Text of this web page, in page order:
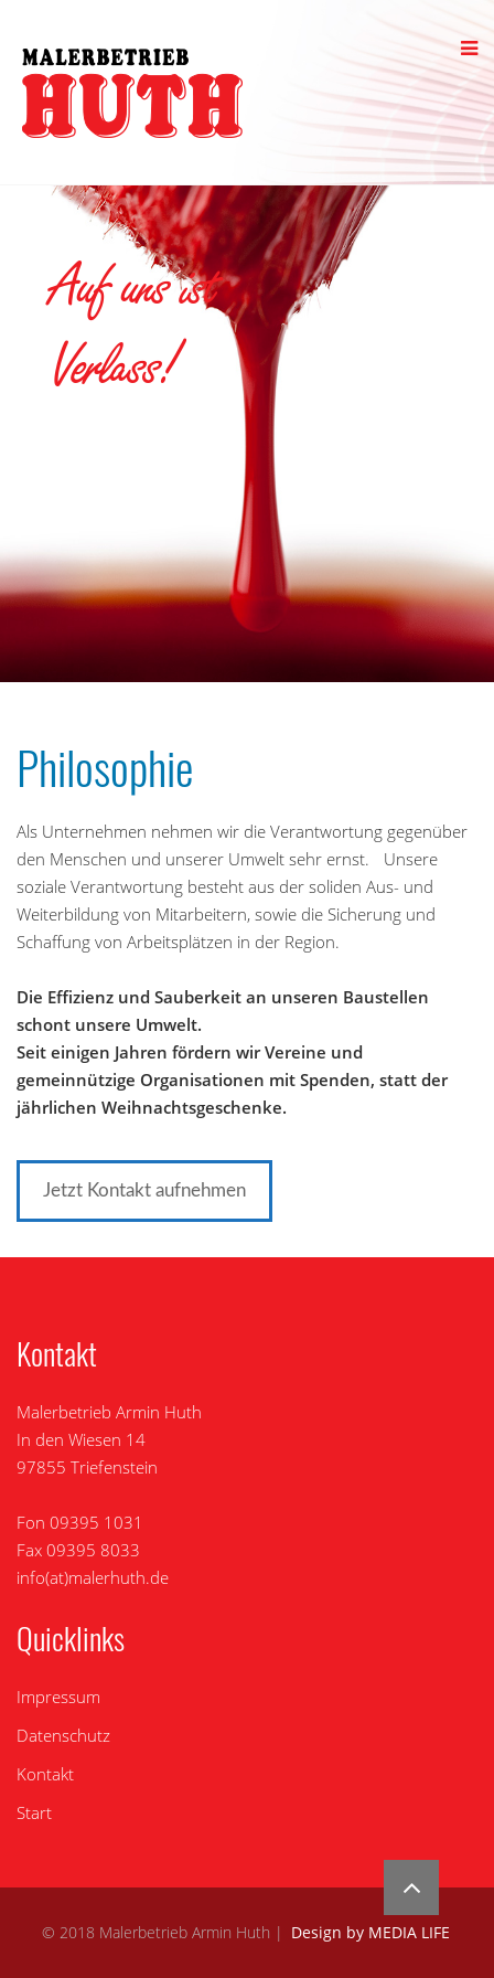
Auf uns ist
Verlass!
Philosophie
Als Unternehmen nehmen wir die Verantwortung gegenüber
den Menschen und unserer Umwelt sehr ernst. Unsere
soziale Verantwortung besteht aus der soliden Aus- und
Weiterbildung von Mitarbeitern, sowie die Sicherung und
Schaffung von Arbeitsplätzen in der Region.
Die Effizienz und Sauberkeit an unseren Baustellen
schont unsere Umwelt.
Seit einigen Jahren fördern wir Vereine und
gemeinnützige Organisationen mit Spenden, statt der
jährlichen Weihnachtsgeschenke.
Jetzt Kontakt aufnehmen
Kontakt
Malerbetrieb Armin Huth
In den Wiesen 14
97855 Triefenstein
Fon 09395 1031
Fax 09395 8033
info(at)malerhuth.de
Quicklinks
Impressum
Datenschutz
Kontakt
Start
© 2018 Malerbetrieb Armin Huth | Design by MEDIA LIFE